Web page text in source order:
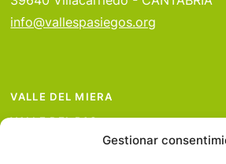
Gestionar
info@vallespasiegos.org
VALLE DEL MIERA
VALLE DEL PAS
VALLE DEL PISUEÑA